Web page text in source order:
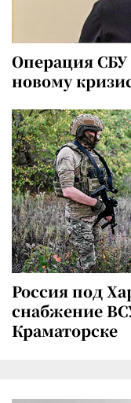
Операция СБУ
новому
Россия под
снабжение
Краматорске